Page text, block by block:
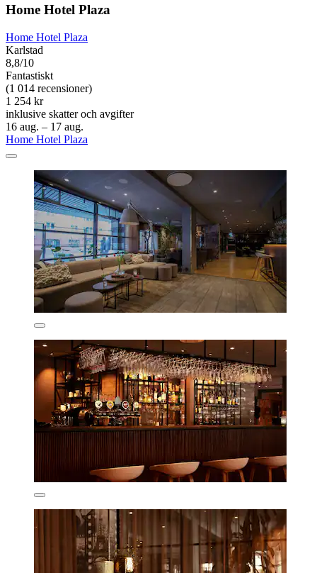
Home Hotel Plaza
Home Hotel Plaza
Karlstad
8,8/10
Fantastiskt
(1 014 recensioner)
1 254 kr
inklusive skatter och avgifter
16 aug. – 17 aug.
Home Hotel Plaza